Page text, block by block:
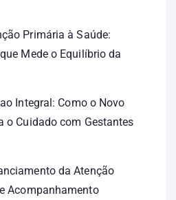
Primária à Saúde:
Mede o Equilíbrio da
Integral: Como o Novo
o Cuidado com Gestantes
da Atenção
Acompanhamento